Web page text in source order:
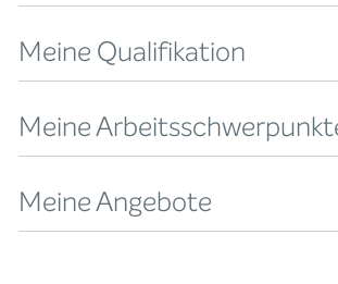
Meine Qualifikation
Meine
Meine Angebote